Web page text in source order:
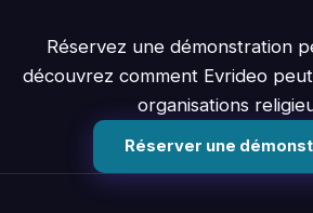
Réservez une démonstration
découvrez comment Evrideo
organisations
Réserver une